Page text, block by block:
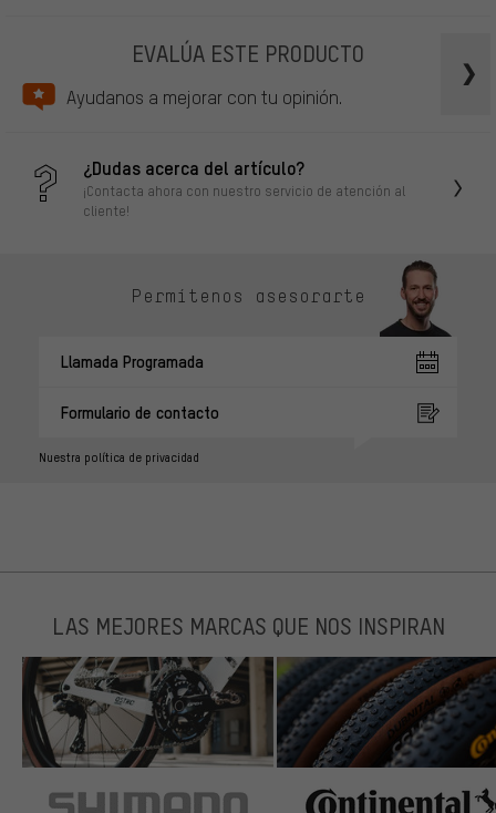
EVALÚA ESTE PRODUCTO
Ayudanos a mejorar con tu opinión.
¿Dudas acerca del artículo?
¡Contacta ahora con nuestro servicio de atención al
cliente!
Permítenos asesorarte
Llamada Programada
Formulario de contacto
Nuestra política de privacidad
LAS MEJORES MARCAS QUE NOS INSPIRAN